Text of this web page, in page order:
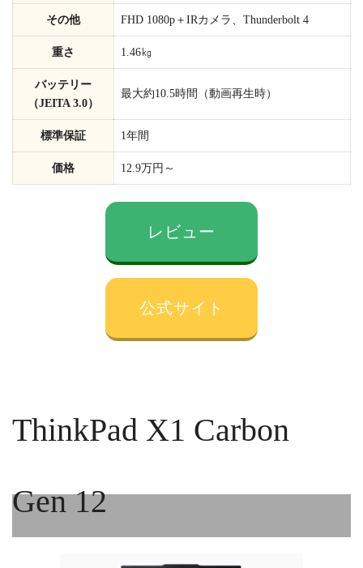
その他 FHD 1080p＋IRカメラ、Thunderbolt 4
重さ 1.46㎏
バッテリー
（JEITA 3.0）
最大約10.5時間（動画再生時）
標準保証 1年間
価格 12.9万円～
レビュー
公式サイト
ThinkPad X1 Carbon
Gen 12